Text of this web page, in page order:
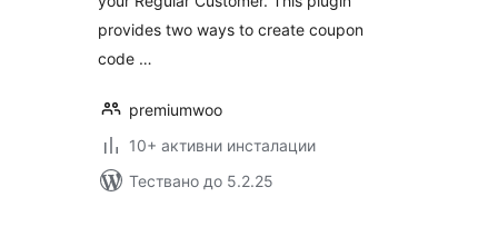
provides two ways to create coupon
code …
premiumwoo
10+ активни инсталации
Тествано до 5.2.25